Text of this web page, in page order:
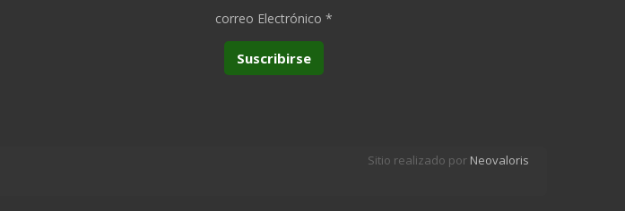
correo Electrónico *
Sitio realizado por Neovaloris